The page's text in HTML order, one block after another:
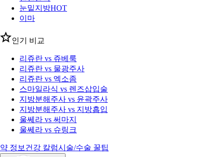
눈밑지방HOT
이마
인기 비교
리쥬란 vs 쥬베룩
리쥬란 vs 물광주사
리쥬란 vs 엑소좀
스마일라식 vs 렌즈삽입술
지방분해주사 vs 윤곽주사
지방분해주사 vs 지방흡입
울쎄라 vs 써마지
울쎄라 vs 슈링크
약 정보 건강 칼럼시술/수술 꿀팁